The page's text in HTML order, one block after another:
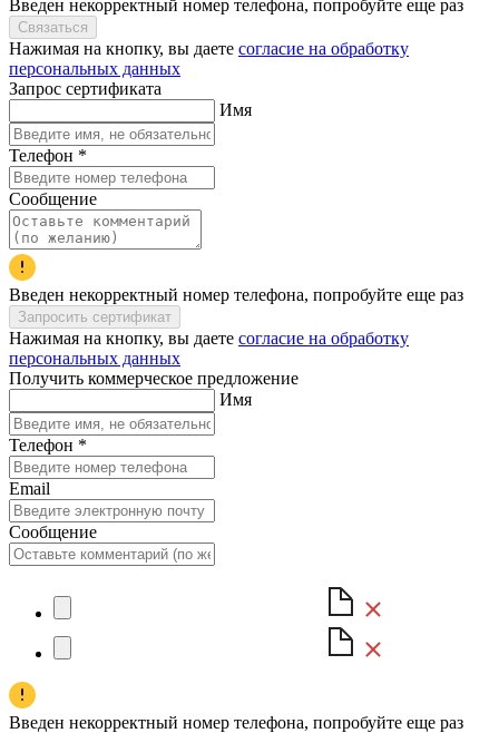
Введен некорректный номер телефона, попробуйте еще раз
Связаться
Нажимая на кнопку, вы даете согласие на обработку
персональных данных
Запрос сертификата
Имя
Телефон *
Сообщение
Введен некорректный номер телефона, попробуйте еще раз
Запросить сертификат
Нажимая на кнопку, вы даете согласие на обработку
персональных данных
Получить коммерческое предложение
Имя
Телефон *
Email
Сообщение
Введен некорректный номер телефона, попробуйте еще раз